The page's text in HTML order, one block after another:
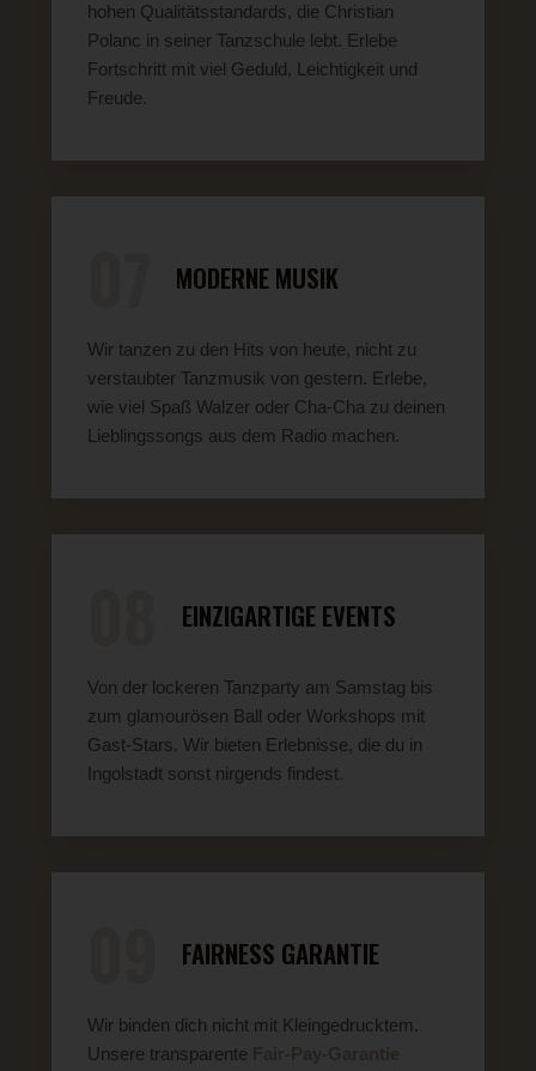
hohen Qualitätsstandards, die Christian
Polanc in seiner Tanzschule lebt. Erlebe
Fortschritt mit viel Geduld, Leichtigkeit und
Freude.
MODERNE MUSIK
Wir tanzen zu den Hits von heute, nicht zu
verstaubter Tanzmusik von gestern. Erlebe,
wie viel Spaß Walzer oder Cha-Cha zu deinen
Lieblingssongs aus dem Radio machen.
EINZIGARTIGE EVENTS
Von der lockeren Tanzparty am Samstag bis
zum glamourösen Ball oder Workshops mit
Gast-Stars. Wir bieten Erlebnisse, die du in
Ingolstadt sonst nirgends findest.
FAIRNESS GARANTIE
Wir binden dich nicht mit Kleingedrucktem.
Unsere transparente